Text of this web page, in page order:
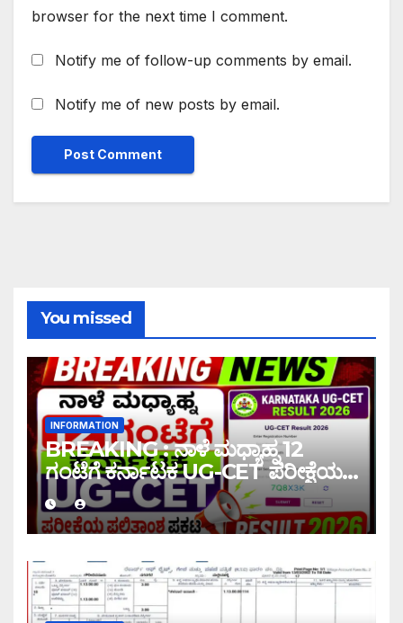
browser for the next time I comment.
Notify me of follow-up comments by email.
Notify me of new posts by email.
You missed
INFORMATION
BREAKING : ನಾಳೆ ಮಧ್ಯಾಹ್ನ 12
ಗಂಟೆಗೆ ಕರ್ನಾಟಕ UG-CET ಪರೀಕ್ಷೆಯ
ಫಲಿತಾಂಶ ಪ್ರಕಟ |UG-CET Result
2026